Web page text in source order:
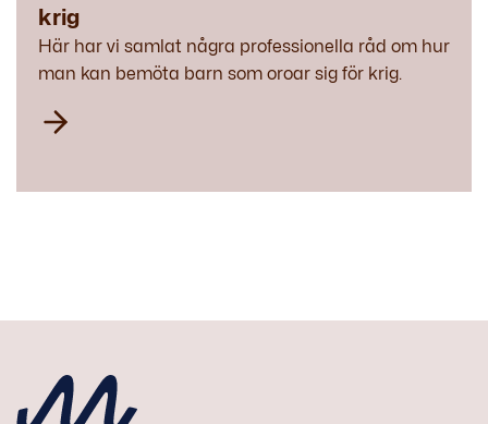
krig
Här har vi samlat några professionella råd om hur
man kan bemöta barn som oroar sig för krig.